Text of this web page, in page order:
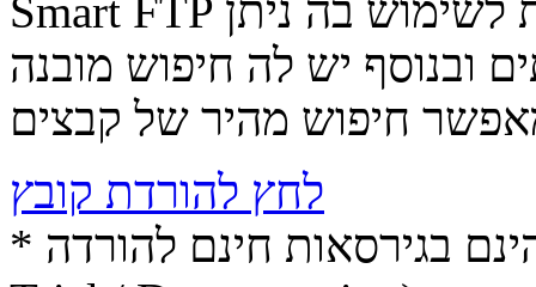
Smart FTP הינה תוכנה מעולה, נוחה וחופשית לשימוש בה ניתן
ובנוסף יש לה חיפוש מובנה
לחץ להורדת קובץ
* התכנים הינם בגירסאות חינם להורדה (Free game / software,